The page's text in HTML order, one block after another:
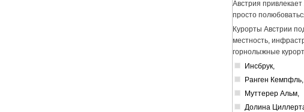
Австрия
просто
Курорты Австрии
местность,
горнолыжные
Инсбрук,
Ранген Кемпфль,
Муттерер Альм,
Долина